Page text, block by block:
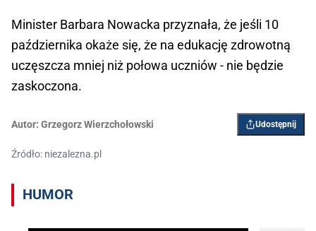
Minister Barbara Nowacka przyznała, że jeśli 10
października okaże się, że na edukację zdrowotną
uczęszcza mniej niż połowa uczniów - nie będzie
zaskoczona.
Autor: Grzegorz Wierzchołowski Udostępnij
Źródło: niezalezna.pl
HUMOR